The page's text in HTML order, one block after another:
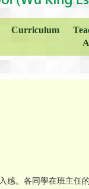
Curriculum
。各同學在班主任